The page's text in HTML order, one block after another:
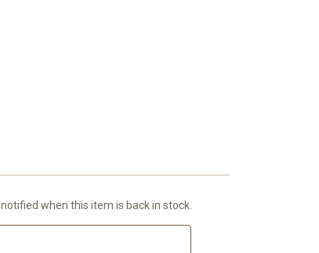
when this item is back in stock.